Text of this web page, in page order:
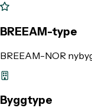
BREEAM-type
BREEAM-NOR
Byggtype